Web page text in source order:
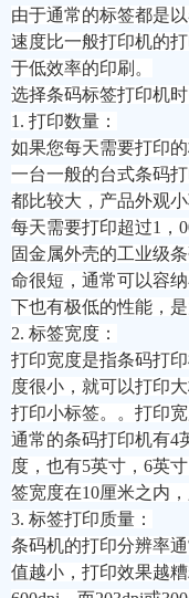
由于通常的标签都是
速度比一般打印机的
于低效率的印刷。
选择条码标签打印机
1. 打印数量：
如果您每天需要打印
一台一般的台式条码
都比较大，产品外观
每天需要打印超过1，
固金属外壳的工业级
命很短，通常可以容
下也有极低的性能，
2. 标签宽度：
打印宽度是指条码打
度很小，就可以打印
打印小标签。。打印
通常的条码打印机有4
度，也有5英寸，6英
签宽度在10厘米之内
3. 标签打印质量：
条码机的打印分辨率
值越小，打印效果越